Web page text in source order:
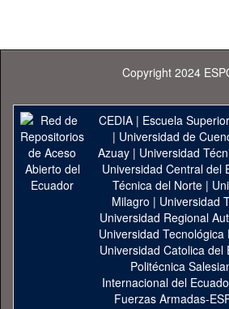
Copyright 2024
CEDIA| Escuela
| Universidad de
Azuay| Universidad
Universidad Central del
Técnica del Norte |
Milagro | Universidad
Universidad Regional
Universidad Tecnológica
Universidad Catolica del
Politécnica
Internacional del
Fuerzas Armadas-